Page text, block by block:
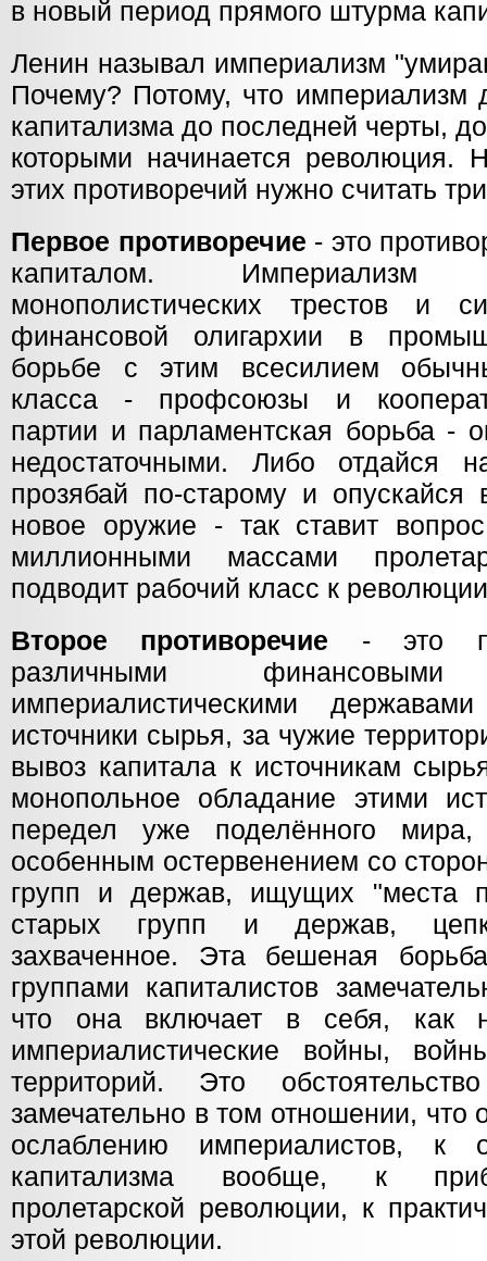
в новый период прямого штурма
Ленин называл империализм
Почему? Потому, что империализм
капитализма до последней черты,
которыми начинается революция.
этих противоречий нужно считать
Первое противоречие - это
капиталом.
монополистических трестов и
финансовой олигархии в
борьбе с этим всесилием
класса - профсоюзы и
партии и парламентская борьба -
недостаточными. Либо отдайся
прозябай по-старому и опускайся
новое оружие - так ставит
миллионными массами
подводит рабочий класс к
Второе противоречие - это
различными
империалистическими
источники сырья, за чужие
вывоз капитала к источникам
монопольное обладание этими
передел уже поделённого
особенным остервенением со
групп и держав, ищущих "места
старых групп и держав,
захваченное. Эта бешеная
группами капиталистов
что она включает в себя, как
империалистические войны,
территорий. Это
замечательно в том отношении, что
ослаблению империалистов, к
капитализма вообще, к
пролетарской революции, к
этой революции.